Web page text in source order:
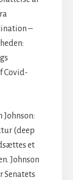
–
Covid-
Johnson:
(deep
et
Johnson
Senatets